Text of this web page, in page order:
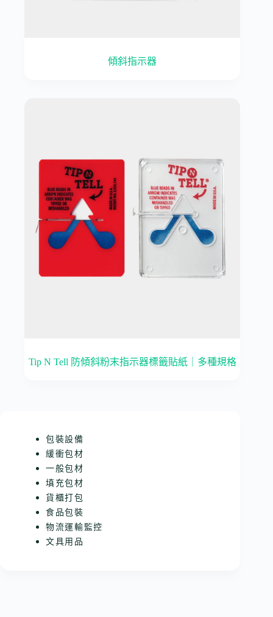
傾斜指示器
Tip N Tell 防傾斜粉末指示器標籤貼紙｜多種規格
包裝設備
緩衝包材
一般包材
填充包材
貨櫃打包
食品包裝
物流運輸監控
文具用品